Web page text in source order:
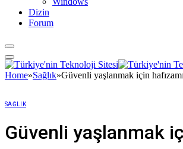
Dizin
Forum
Home»Sağlık»Güvenli yaşlanmak için
SAĞLIK
Güvenli yaşlanmak